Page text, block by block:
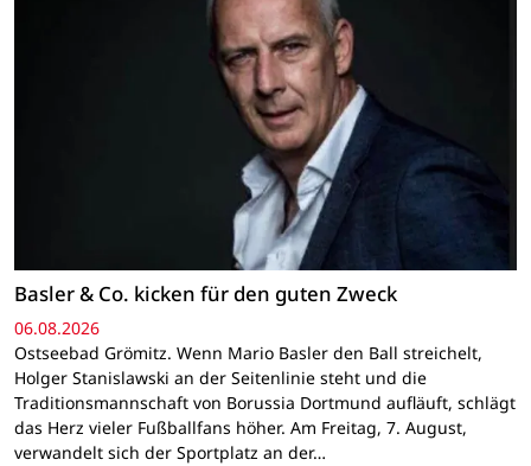
Basler & Co. kicken für den guten Zweck
06.08.2026
Ostseebad Grömitz. Wenn Mario Basler den Ball streichelt,
Holger Stanislawski an der Seitenlinie steht und die
Traditionsmannschaft von Borussia Dortmund aufläuft, schlägt
das Herz vieler Fußballfans höher. Am Freitag, 7. August,
verwandelt sich der Sportplatz an der…